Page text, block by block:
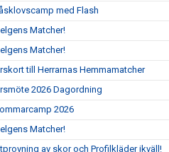
med Flash
Matcher!
Matcher!
till Herrarnas Hemmamatcher
2026 Dagordning
2026
Matcher!
av skor och Profilkläder ikväll!